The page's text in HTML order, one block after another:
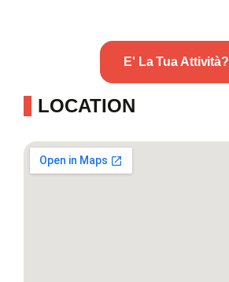
E' La Tua Attività?
LOCATION